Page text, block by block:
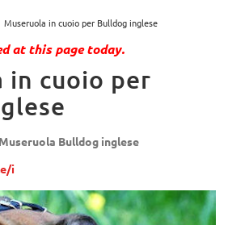
Museruola in cuoio per Bulldog inglese
at this page today.
in cuoio per
Bulldog inglese
i